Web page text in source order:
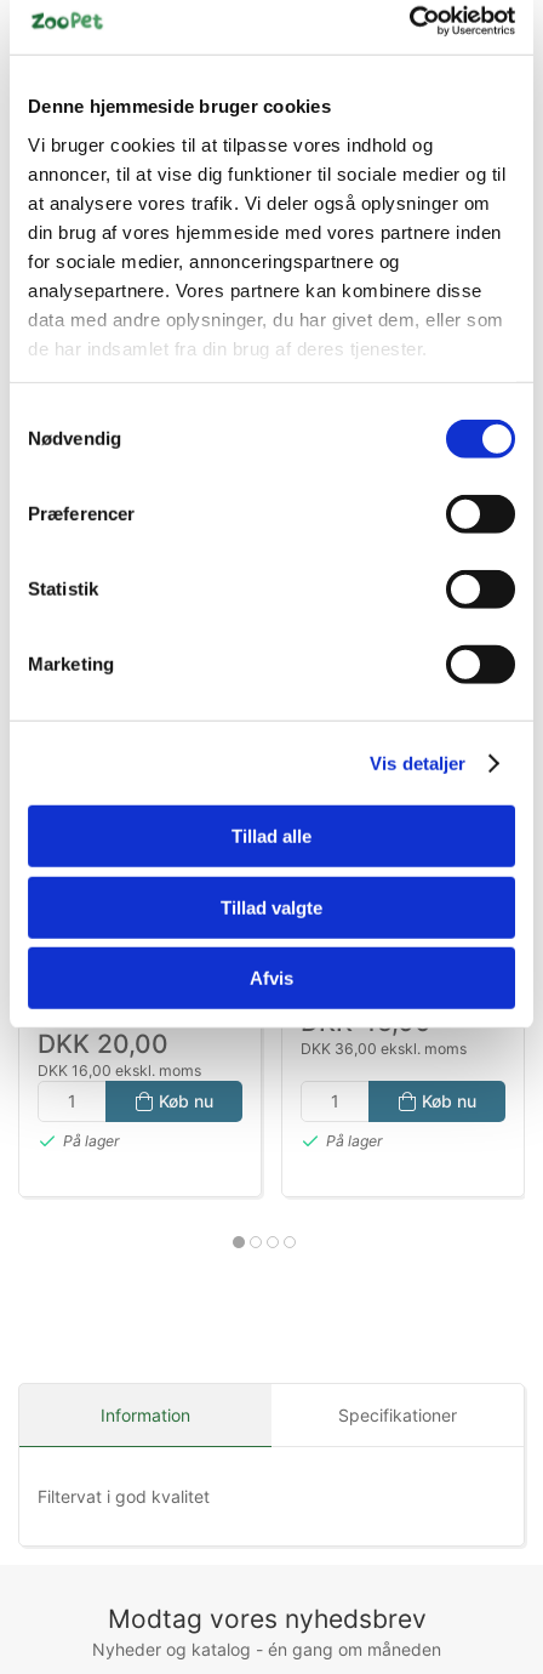
Denne hjemmeside bruger cookies
Vi bruger cookies til at tilpasse vores indhold og
annoncer, til at vise dig funktioner til sociale medier og til
at analysere vores trafik. Vi deler også oplysninger om
din brug af vores hjemmeside med vores partnere inden
for sociale medier, annonceringspartnere og
analysepartnere. Vores partnere kan kombinere disse
data med andre oplysninger, du har givet dem, eller som
de har indsamlet fra din brug af deres tjenester.
Nødvendig
Præferencer
Statistik
Marketing
Vis detaljer
Tillad alle
Tillad valgte
Afvis
000116016506
Seachem Purigen 100
ml + Bag – Syntetisk
filtermedie
DKK 159,00
Køb nu
49832475
Component 1+2+3+ 15l
Standard salgspris DKK
DKK 349,00
DKK 279,20 ekskl. moms
Køb nu
Bestsælgende varer i Filtermaterialer
Clear Aqua 100 ml (10)
DKK 20,00
DKK 16,00 ekskl. moms
Køb nu
På lager
4022573880519
Juwel Filter svamp fin
DKK 45,00
DKK 36,00 ekskl. moms
Køb nu
På lager
Information Specifikationer
Filtervat i god kvalitet
Modtag vores nyhedsbrev
Nyheder og katalog - én gang om måneden